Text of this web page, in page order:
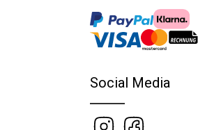
Social Media